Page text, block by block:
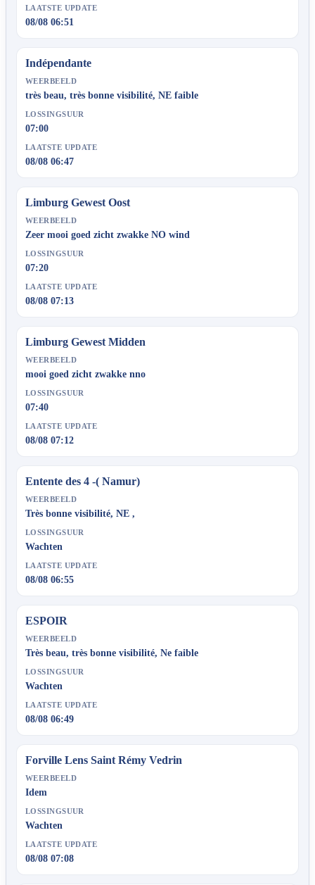
LAATSTE UPDATE
08/08 06:51
Indépendante
WEERBEELD
très beau, très bonne visibilité, NE faible
LOSSINGSUUR
07:00
LAATSTE UPDATE
08/08 06:47
Limburg Gewest Oost
WEERBEELD
Zeer mooi goed zicht zwakke NO wind
LOSSINGSUUR
07:20
LAATSTE UPDATE
08/08 07:13
Limburg Gewest Midden
WEERBEELD
mooi goed zicht zwakke nno
LOSSINGSUUR
07:40
LAATSTE UPDATE
08/08 07:12
Entente des 4 -( Namur)
WEERBEELD
Très bonne visibilité, NE ,
LOSSINGSUUR
Wachten
LAATSTE UPDATE
08/08 06:55
ESPOIR
WEERBEELD
Très beau, très bonne visibilité, Ne faible
LOSSINGSUUR
Wachten
LAATSTE UPDATE
08/08 06:49
Forville Lens Saint Rémy Vedrin
WEERBEELD
Idem
LOSSINGSUUR
Wachten
LAATSTE UPDATE
08/08 07:08